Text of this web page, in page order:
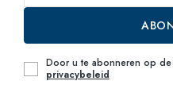
Door u te abonneren op
privacybeleid